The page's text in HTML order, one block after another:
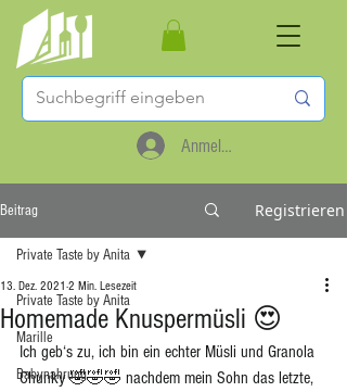
Anmelden
Beitrag Registrieren
Private Taste by Anita
Marille
Babynahrung
Private Taste by Anita
Homemade Knuspermüsli 😍
13. Dez. 2021 2 Min. Lesezeit
Ich geb‘s zu, ich bin ein echter Müsli und Granola
Chunky 🤣🤣🤣 nachdem mein Sohn das letzte,